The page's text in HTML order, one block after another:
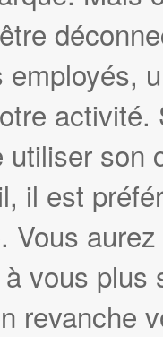
son
il est
Vous
vous
revanche